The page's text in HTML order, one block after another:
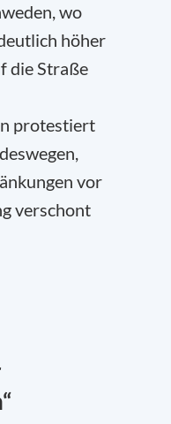
wo
höher
die Straße
protestiert
vor
verschont